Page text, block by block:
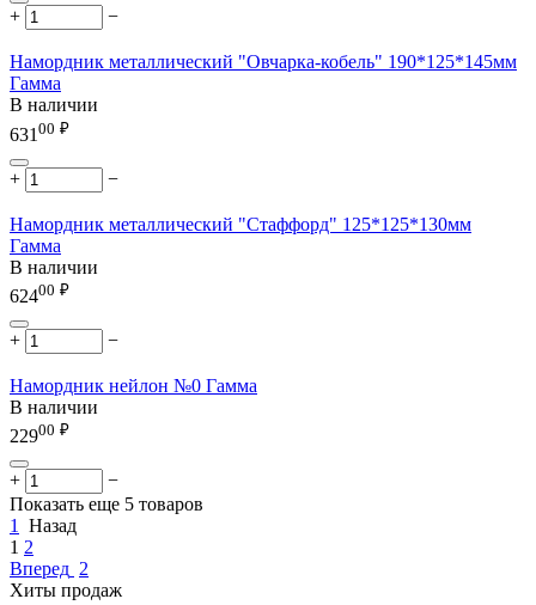
+ −
Намордник металлический "Овчарка-кобель" 190*125*145мм
Гамма
В наличии
631 00 ₽
+ −
Намордник металлический "Стаффорд" 125*125*130мм
Гамма
В наличии
62400 ₽
+ −
Намордник нейлон №0 Гамма
В наличии
22900 ₽
+
−
Показать еще 5 товаров
1 Назад
1 2
Вперед 2
Хиты продаж